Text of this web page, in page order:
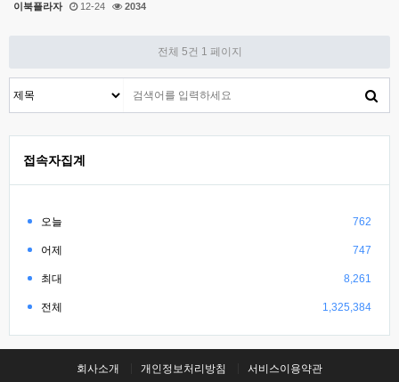
이북플라자 12-24 2034
전체 5건 1 페이지
접속자집계
오늘 762
어제 747
최대 8,261
전체 1,325,384
회사소개 개인정보처리방침 서비스이용약관